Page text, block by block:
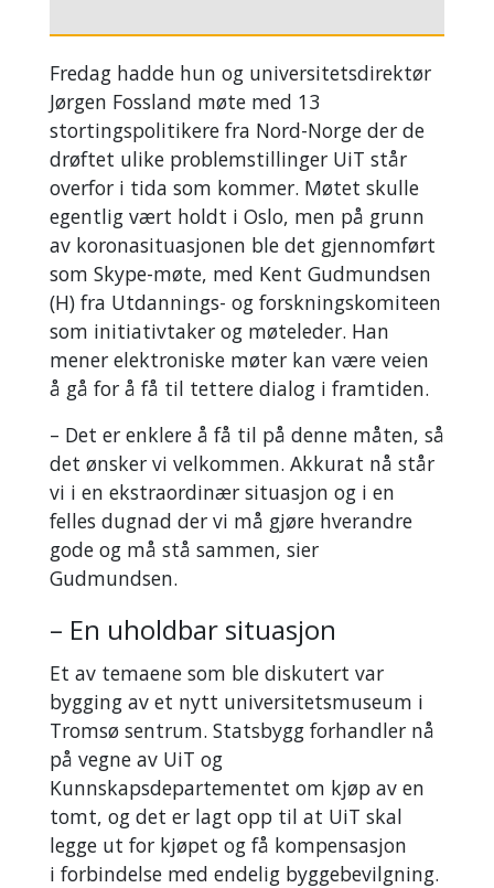
Fredag hadde hun og universitetsdirektør
Jørgen Fossland møte med 13
stortingspolitikere fra Nord-Norge der de
drøftet ulike problemstillinger UiT står
overfor i tida som kommer. Møtet skulle
egentlig vært holdt i Oslo, men på grunn
av koronasituasjonen ble det gjennomført
som Skype-møte, med Kent Gudmundsen
(H) fra Utdannings- og forskningskomiteen
som initiativtaker og møteleder. Han
mener elektroniske møter kan være veien
å gå for å få til tettere dialog i framtiden.
– Det er enklere å få til på denne måten, så
det ønsker vi velkommen. Akkurat nå står
vi i en ekstraordinær situasjon og i en
felles dugnad der vi må gjøre hverandre
gode og må stå sammen, sier
Gudmundsen.
– En uholdbar situasjon
Et av temaene som ble diskutert var
bygging av et nytt universitetsmuseum i
Tromsø sentrum. Statsbygg forhandler nå
på vegne av UiT og
Kunnskapsdepartementet om kjøp av en
tomt, og det er lagt opp til at UiT skal
legge ut for kjøpet og få kompensasjon
i forbindelse med endelig byggebevilgning.